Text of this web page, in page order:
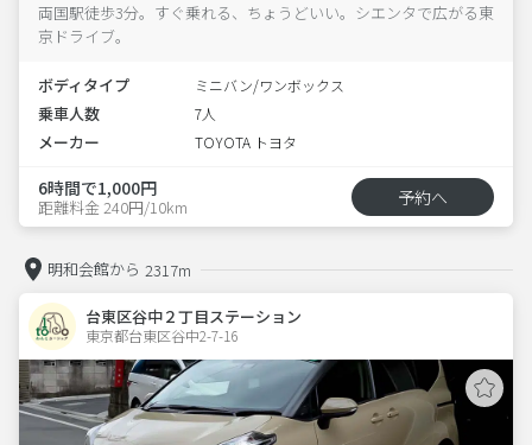
両国駅徒歩3分。すぐ乗れる、ちょうどいい。シエンタで広がる東
京ドライブ。
ボディタイプ ミニバン/ワンボックス
乗車人数 7人
メーカー TOYOTA トヨタ
6時間で1,000円
距離料金 240円/10km 予約へ
明和会館から 2317m
台東区谷中２丁目ステーション
東京都台東区谷中2-7-16